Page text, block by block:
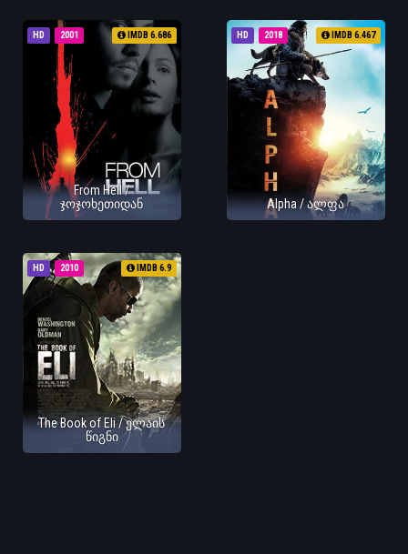
HD 2001 IMDB 6.686
From Hell /
ჯოჯოხეთიდან
HD 2018 IMDB 6.467
Alpha / ალფა
HD 2010 IMDB 6.9
The Book of Eli / ელაის
წიგნი